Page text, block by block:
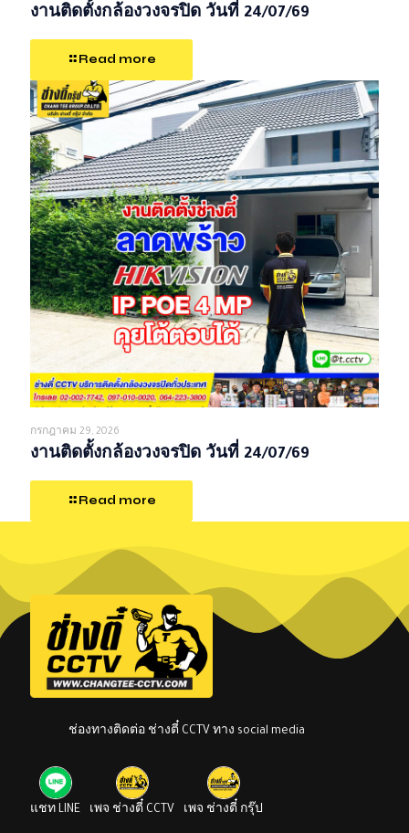
งานติดตั้งกล้องวงจรปิด วันที่ 24/07/69
Read more
กรกฎาคม 29, 2026
งานติดตั้งกล้องวงจรปิด วันที่ 24/07/69
Read more
ช่องทางติดต่อ ช่างตี๋ CCTV ทาง social media
แชท LINE เพจ ช่างตี๋ CCTV เพจ ช่างตี๋ กรุ๊ป